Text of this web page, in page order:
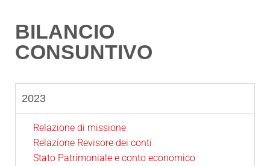
BILANCIO
CONSUNTIVO
2023
Relazione di missione
Relazione Revisore dei conti
Stato Patrimoniale e conto economico